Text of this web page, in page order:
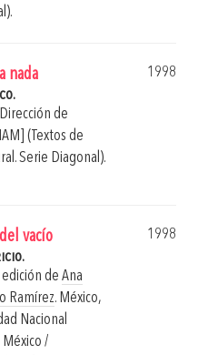
nada
1998
Dirección de
(Textos de
Serie Diagonal).
vacío
1998
de Ana
Ramírez. México,
Nacional
/